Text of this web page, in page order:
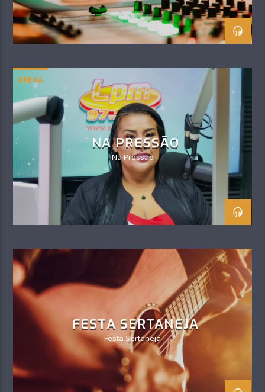
BREGA
NA PRESSÃO
Na Pressão
FESTA SERTANEJA
Festa Sertaneja